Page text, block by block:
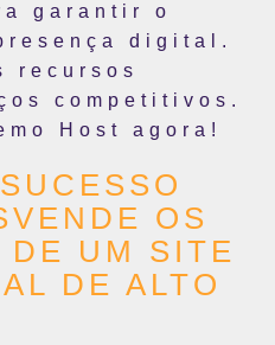
garantir o
digital.
recursos
competitivos.
Host agora!
OS
DE UM SITE
DE ALTO